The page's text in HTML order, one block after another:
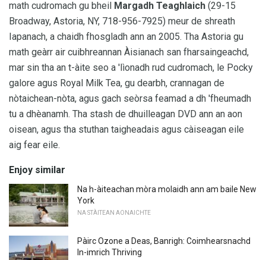
math cudromach gu bheil Margadh Teaghlaich (29-15
Broadway, Astoria, NY, 718-956-7925) meur de shreath
Iapanach, a chaidh fhosgladh ann an 2005. Tha Astoria gu
math geàrr air cuibhreannan Àisianach san fharsaingeachd,
mar sin tha an t-àite seo a 'lìonadh rud cudromach, le Pocky
galore agus Royal Milk Tea, gu dearbh, crannagan de
nòtaichean-nòta, agus gach seòrsa feamad a dh 'fheumadh
tu a dhèanamh. Tha stash de dhuilleagan DVD ann an aon
oisean, agus tha stuthan taigheadais agus càiseagan eile
aig fear eile.
Enjoy similar
Na h-àiteachan mòra molaidh ann am baile New
York
NA STÀITEAN AONAICHTE
Pàirc Ozone a Deas, Banrigh: Coimhearsnachd
In-imrich Thriving